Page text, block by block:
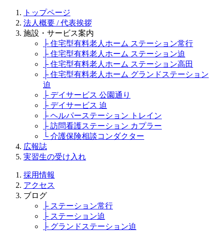
トップページ
法人概要 / 代表挨拶
施設・サービス案内
├ 住宅型有料老人ホーム ステーション常行
├ 住宅型有料老人ホーム ステーション迫
├ 住宅型有料老人ホーム ステーション高田
├ 住宅型有料老人ホーム グランドステーション
迫
├ デイサービス 公園通り
├ デイサービス 迫
├ ヘルパーステーション トレイン
├ 訪問看護ステーション カプラー
└ 介護保険相談コンダクター
広報誌
実習生の受け入れ
採用情報
アクセス
ブログ
├ ステーション常行
├ ステーション迫
├ グランドステーション迫